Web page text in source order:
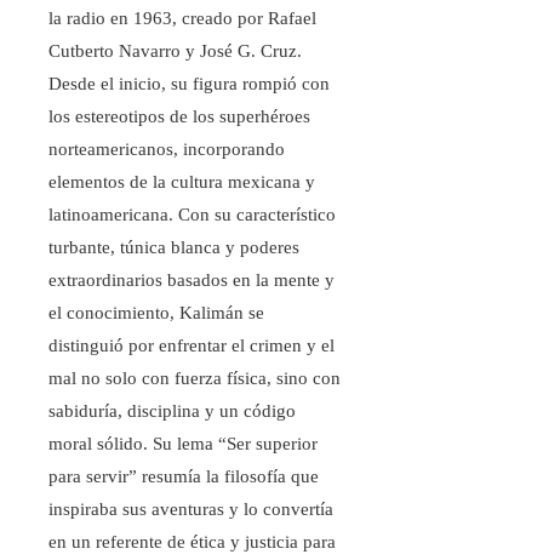
la radio en 1963, creado por Rafael
Cutberto Navarro y José G. Cruz.
Desde el inicio, su figura rompió con
los estereotipos de los superhéroes
norteamericanos, incorporando
elementos de la cultura mexicana y
latinoamericana. Con su característico
turbante, túnica blanca y poderes
extraordinarios basados en la mente y
el conocimiento, Kalimán se
distinguió por enfrentar el crimen y el
mal no solo con fuerza física, sino con
sabiduría, disciplina y un código
moral sólido. Su lema “Ser superior
para servir” resumía la filosofía que
inspiraba sus aventuras y lo convertía
en un referente de ética y justicia para